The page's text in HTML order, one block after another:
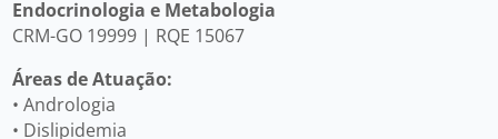
Endocrinologia e Metabologia
CRM-GO 19999 | RQE 15067
Áreas de Atuação:
• Andrologia
• Dislipidemia